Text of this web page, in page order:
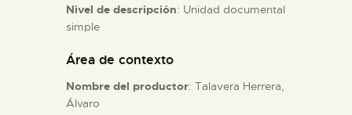
ESPAÑOL
Nivel de descripción: Unidad documental
simple
Área de contexto
Nombre del productor: Talavera Herrera,
Álvaro